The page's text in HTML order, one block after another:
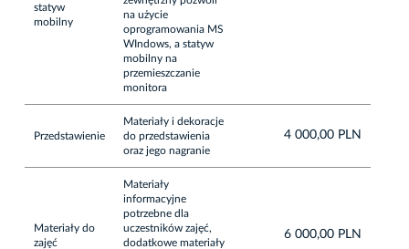
statyw
mobilny
na użycie
oprogramowania MS
WIndows, a statyw
mobilny na
przemieszczanie
monitora
Przedstawienie
Materiały i dekoracje
do przedstawienia
oraz jego nagranie
4 000,00 PLN
Materiały do
zajęć
Materiały
informacyjne
potrzebne dla
uczestników zajęć,
dodatkowe materiały
6 000,00 PLN